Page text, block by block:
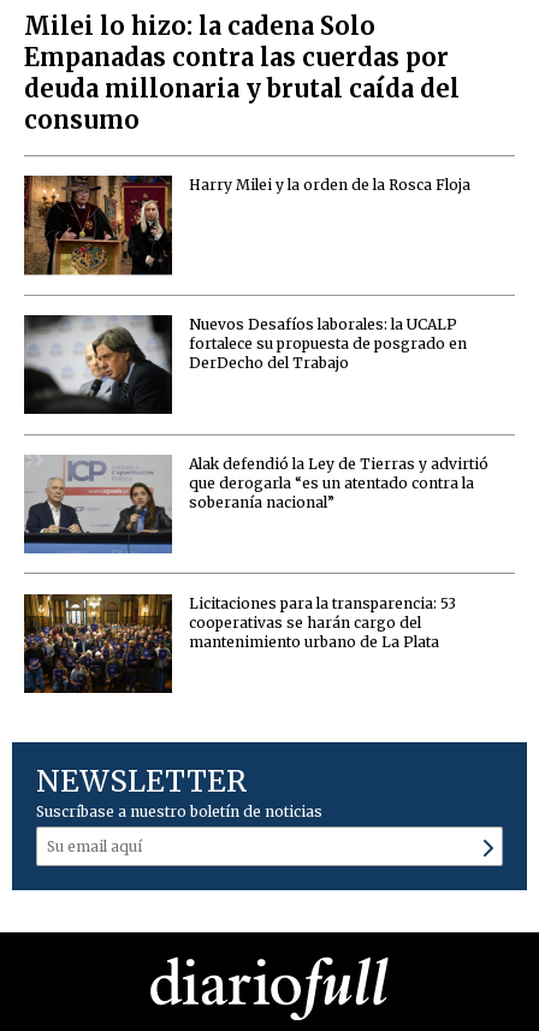
Milei lo hizo: la cadena Solo
Empanadas contra las cuerdas por
deuda millonaria y brutal caída del
consumo
Harry Milei y la orden de la Rosca Floja
Nuevos Desafíos laborales: la UCALP
fortalece su propuesta de posgrado en
DerDecho del Trabajo
Alak defendió la Ley de Tierras y advirtió
que derogarla “es un atentado contra la
soberanía nacional”
Licitaciones para la transparencia: 53
cooperativas se harán cargo del
mantenimiento urbano de La Plata
NEWSLETTER
Suscríbase a nuestro boletín de noticias